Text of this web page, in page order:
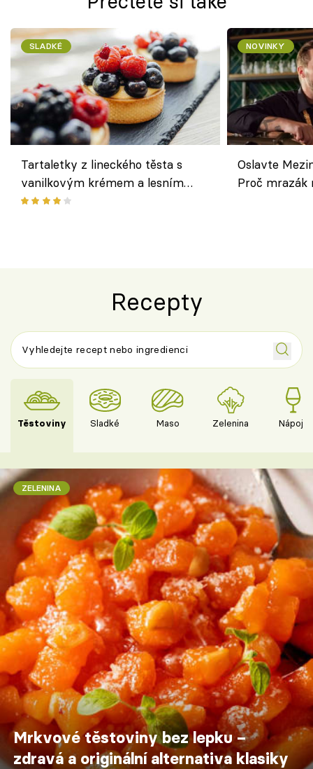
SLADKÉ
Tartaletky z lineckého těsta s
vanilkovým krémem a lesním
ovocem podle Bread Society
NOVINKY
Oslavte
Proč
Recepty
Těstoviny Sladké Maso Zelenina Nápoje
ZELENINA
Mrkvové těstoviny bez lepku –
zdravá a originální alternativa klasiky